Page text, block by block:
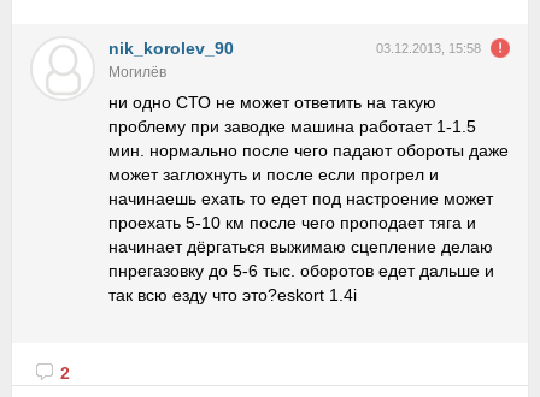
nik_korolev_90 03.12.2013, 15:58
Могилёв
ни одно СТО не может ответить на такую
проблему при заводке машина работает 1-1.5
мин. нормально после чего падают обороты даже
может заглохнуть и после если прогрел и
начинаешь ехать то едет под настроение может
проехать 5-10 км после чего проподает тяга и
начинает дёргаться выжимаю сцепление делаю
пнрегазовку до 5-6 тыс. оборотов едет дальше и
так всю езду что это?eskort 1.4i
2